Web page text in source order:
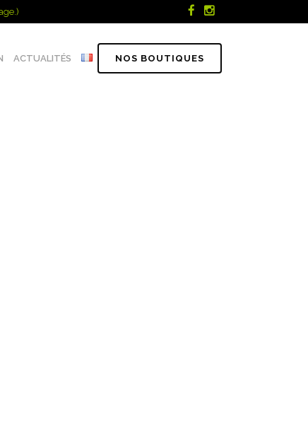
NOS BOUTIQUES
ACTUALITÉS